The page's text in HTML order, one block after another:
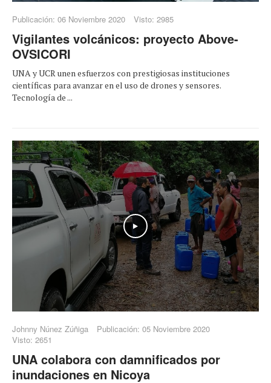
Publicación: 06 Noviembre 2020 Visto: 2985
Vigilantes volcánicos: proyecto Above-
OVSICORI
UNA y UCR unen esfuerzos con prestigiosas instituciones
científicas para avanzar en el uso de drones y sensores.
Tecnología de ...
Play
Johnny Núnez Zúñiga
Publicación: 05 Noviembre 2020
Visto: 2651
UNA colabora con damnificados por
inundaciones en Nicoya